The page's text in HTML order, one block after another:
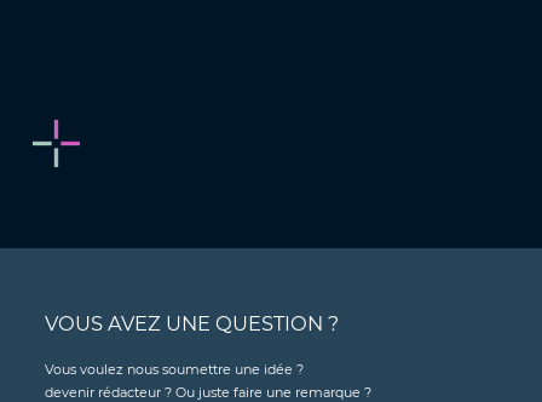
VOUS AVEZ UNE QUESTION ?
Vous voulez nous soumettre une idée ?
devenir rédacteur ? Ou juste faire une remarque ?